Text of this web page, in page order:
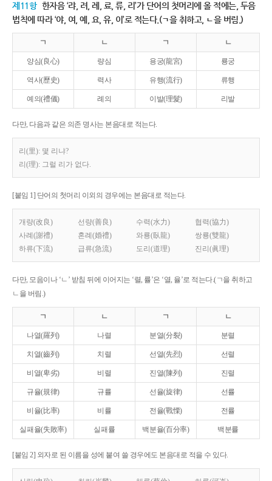
제11항 한자음 ‘랴, 려, 례, 료, 류, 리’가 단어의 첫머리에 올 적에는, 두음
법칙에 따라 ‘야, 여, 예, 요, 유, 이’로 적는다.(ㄱ을 취하고, ㄴ을 버림.)
ㄱ ㄴ ㄱ ㄴ
양심(良心) 량심 용궁(龍宮) 룡궁
역사(歷史) 력사 유행(流行) 류행
예의(禮儀) 례의 이발(理髮) 리발
다만, 다음과 같은 의존 명사는 본음대로 적는다.
리(里): 몇 리냐?
리(理): 그럴 리가 없다.
[붙임 1] 단어의 첫머리 이외의 경우에는 본음대로 적는다.
개량(改良) 선량(善良) 수력(水力)
협력(協力)
사례(謝禮)
혼례(婚禮) 와룡(臥龍)
쌍룡(雙龍)
하류(下流)
급류(急流) 도리(道理) 진리(眞理)
다만, 모음이나 ‘ㄴ’ 받침 뒤에 이어지는 ‘렬, 률’은 ‘열, 율’로 적는다.(ㄱ을 취하고
ㄴ을 버림.)
ㄱ ㄴ ㄱ ㄴ
나열(羅列) 나렬 분열(分裂) 분렬
치열(齒列) 치렬 선열(先烈) 선렬
비열(卑劣) 비렬 진열(陳列) 진렬
규율(規律) 규률 선율(旋律) 선률
비율(比率) 비률 전율(戰慄) 전률
실패율(失敗率) 실패률 백분율(百分率) 백분률
[붙임 2] 외자로 된 이름을 성에 붙여 쓸 경우에도 본음대로 적을 수 있다.